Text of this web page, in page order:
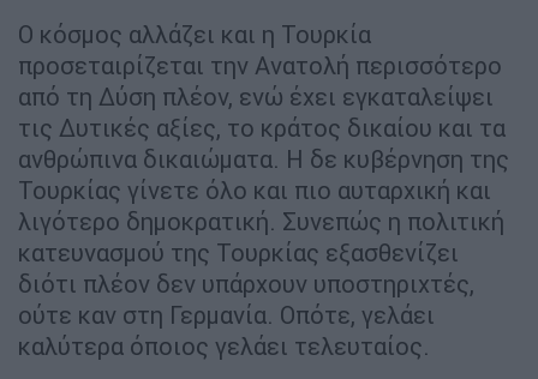
Ο κόσμος αλλάζει και η Τουρκία
προσεταιρίζεται την Ανατολή περισσότερο
από τη Δύση πλέον, ενώ έχει εγκαταλείψει
τις Δυτικές αξίες, το κράτος δικαίου και τα
ανθρώπινα δικαιώματα. Η δε κυβέρνηση της
Τουρκίας γίνετε όλο και πιο αυταρχική και
λιγότερο δημοκρατική. Συνεπώς η πολιτική
κατευνασμού της Τουρκίας εξασθενίζει
διότι πλέον δεν υπάρχουν υποστηριχτές,
ούτε καν στη Γερμανία. Οπότε, γελάει
καλύτερα όποιος γελάει τελευταίος.